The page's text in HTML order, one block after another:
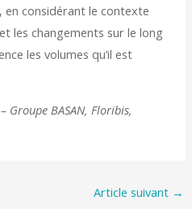
en considérant le contexte
les changements sur le long
les volumes qu’il est
Groupe BASAN, Floribis,
Article suivant →